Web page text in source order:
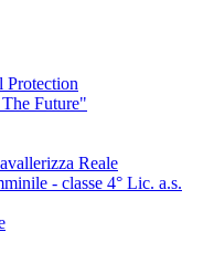
Protection
Future"
Reale
- classe 4° Lic. a.s.